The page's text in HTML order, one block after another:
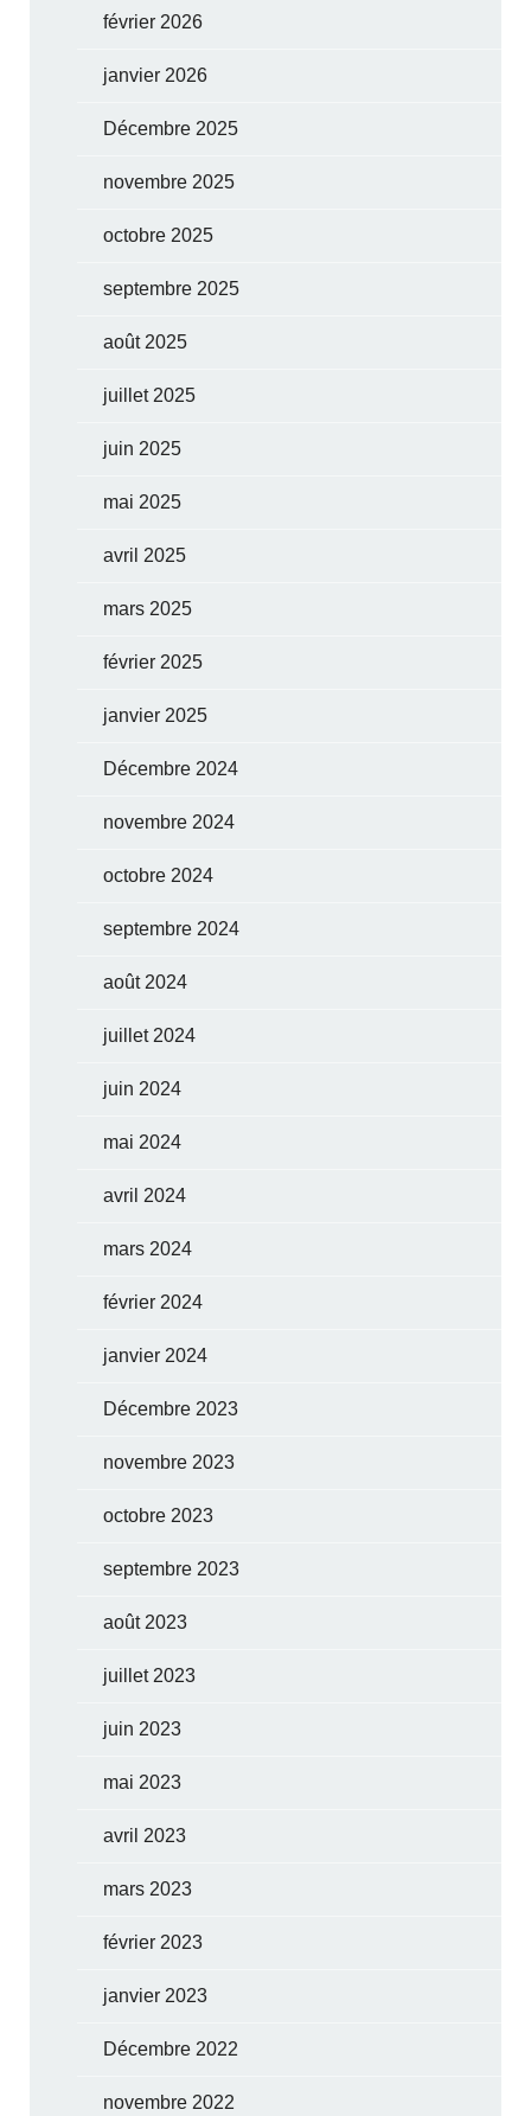
février 2026
janvier 2026
Décembre 2025
novembre 2025
octobre 2025
septembre 2025
août 2025
juillet 2025
juin 2025
mai 2025
avril 2025
mars 2025
février 2025
janvier 2025
Décembre 2024
novembre 2024
octobre 2024
septembre 2024
août 2024
juillet 2024
juin 2024
mai 2024
avril 2024
mars 2024
février 2024
janvier 2024
Décembre 2023
novembre 2023
octobre 2023
septembre 2023
août 2023
juillet 2023
juin 2023
mai 2023
avril 2023
mars 2023
février 2023
janvier 2023
Décembre 2022
novembre 2022